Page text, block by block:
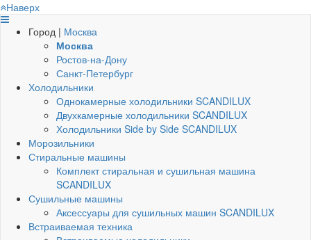
Наверх
Город | Москва
Москва
Ростов-на-Дону
Санкт-Петербург
Холодильники
Однокамерные холодильники SCANDILUX
Двухкамерные холодильники SCANDILUX
Холодильники Side by Side SCANDILUX
Морозильники
Стиральные машины
Комплект стиральная и сушильная машина
SCANDILUX
Сушильные машины
Аксессуары для сушильных машин SCANDILUX
Встраиваемая техника